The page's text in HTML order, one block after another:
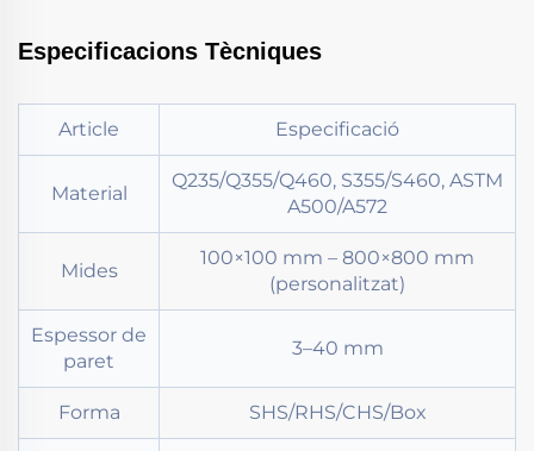
Especificacions Tècniques
Article Especificació
Material
Q235/Q355/Q460, S355/S460, ASTM
A500/A572
Mides
100×100 mm – 800×800 mm
(personalitzat)
Espessor de
paret
3–40 mm
Forma SHS/RHS/CHS/Box